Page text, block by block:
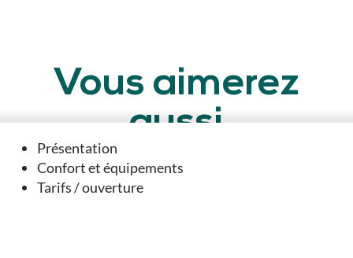
Présentation
Confort et équipements
Tarifs / ouverture
Vous aimerez
aussi
SUGGESTION À PROXIMITÉ...